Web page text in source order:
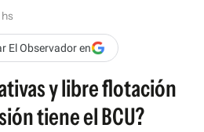
El Observador en
y libre flotación
tiene el BCU?